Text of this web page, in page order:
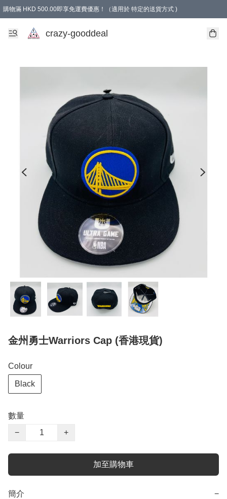
購物滿 HKD 500.00即享免運費優惠！（適用於 特定的送貨方式 )
成為會員可享免費禮品
crazy-gooddeal
金州勇士Warriors Cap (香港現貨)
Colour
Black
數量
−
+
加至購物車
簡介 −